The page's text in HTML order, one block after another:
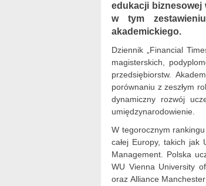
edukacji biznesowej
w tym
akademickiego.
Dziennik „Financial
magisterskich,
przedsiębiorstw.
porównaniu z zeszłym
dynamiczny rozwój
umiędzynarodowienie.
W tegorocznym
całej Europy, takich jak
Management. Polska
WU Vienna University
oraz Alliance